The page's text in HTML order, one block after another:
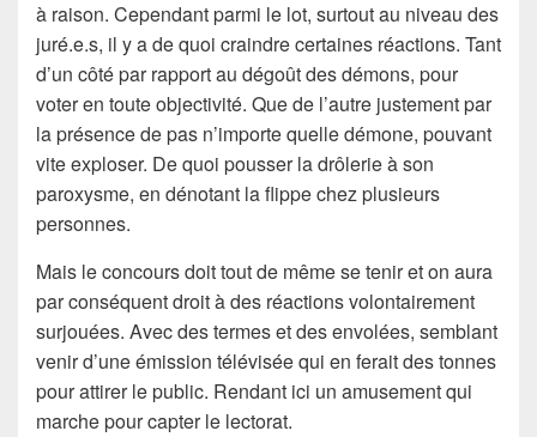
à raison. Cependant parmi le lot, surtout au niveau des
juré.e.s, il y a de quoi craindre certaines réactions. Tant
d’un côté par rapport au dégoût des démons, pour
voter en toute objectivité. Que de l’autre justement par
la présence de pas n’importe quelle démone, pouvant
vite exploser. De quoi pousser la drôlerie à son
paroxysme, en dénotant la flippe chez plusieurs
personnes.
Mais le concours doit tout de même se tenir et on aura
par conséquent droit à des réactions volontairement
surjouées. Avec des termes et des envolées, semblant
venir d’une émission télévisée qui en ferait des tonnes
pour attirer le public. Rendant ici un amusement qui
marche pour capter le lectorat.